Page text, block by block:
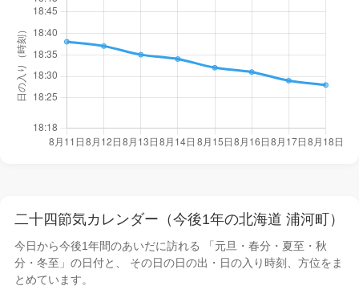
二十四節気カレンダー（今後1年の北海道 浦河町）
今日から今後1年間のあいだに訪れる 「元旦・春分・夏至・秋
分・冬至」の日付と、 その日の日の出・日の入り時刻
、方位をま
とめています。